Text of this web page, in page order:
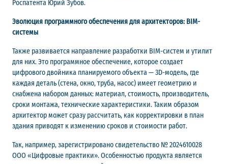
Роспатента Юрий Зубов.
Эволюция программного обеспечения для архитекторов: BIM-
системы
Также развивается направление разработки BIM-систем и утилит
для них. Это программное обеспечение, которое создает
цифрового двойника планируемого объекта — 3D-модель, где
каждая деталь (стена, окно, труба, насос) имеет геометрию и
снабжена набором данных: материал, стоимость, производитель,
сроки монтажа, технические характеристики. Таким образом
архитектор может сразу рассчитать, как корректировки в план
здания приводят к изменению сроков и стоимости работ.
Так, например, зарегистрировано свидетельство № 2024610028
ООО «Цифровые практики». Особенностью продукта является